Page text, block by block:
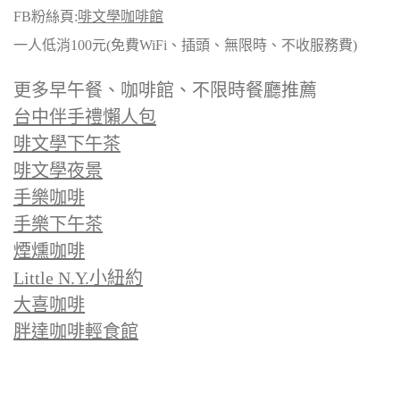
FB粉絲頁:啡文學咖啡館
一人低消100元(免費WiFi、插頭、無限時、不收服務費)
更多早午餐、咖啡館、不限時餐廳推薦
台中伴手禮懶人包
啡文學下午茶
啡文學夜景
手樂咖啡
手樂下午茶
煙燻咖啡
Little N.Y.小紐約
大喜咖啡
胖達咖啡輕食館